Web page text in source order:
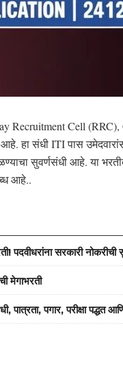
Recruitment Cell
आहे. हा संधी ITI पास
सुवर्णसंधी आहे. या
आहे..
सरकारी नोकरीची
मेगाभरती
पगार, परीक्षा पद्धत